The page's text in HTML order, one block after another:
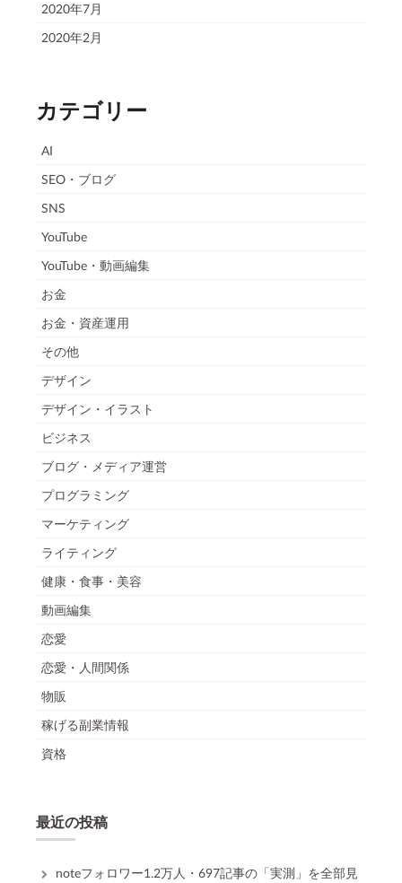
2020年7月
2020年2月
カテゴリー
AI
SEO・ブログ
SNS
YouTube
YouTube・動画編集
お金
お金・資産運用
その他
デザイン
デザイン・イラスト
ビジネス
ブログ・メディア運営
プログラミング
マーケティング
ライティング
健康・食事・美容
動画編集
恋愛
恋愛・人間関係
物販
稼げる副業情報
資格
最近の投稿
noteフォロワー1.2万人・697記事の「実測」を全部見